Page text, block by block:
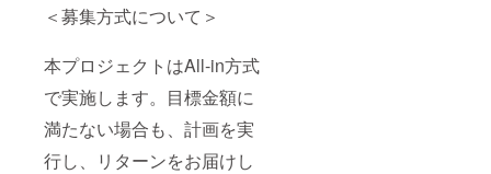
＜募集方式について＞
本プロジェクトはAll-in方式
で実施します。目標金額に
満たない場合も、計画を実
行し、リターンをお届けし